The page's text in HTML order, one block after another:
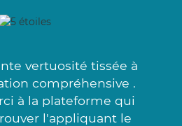
vertuosité tissée à
compréhensive .
à la plateforme qui
l'appliquant le